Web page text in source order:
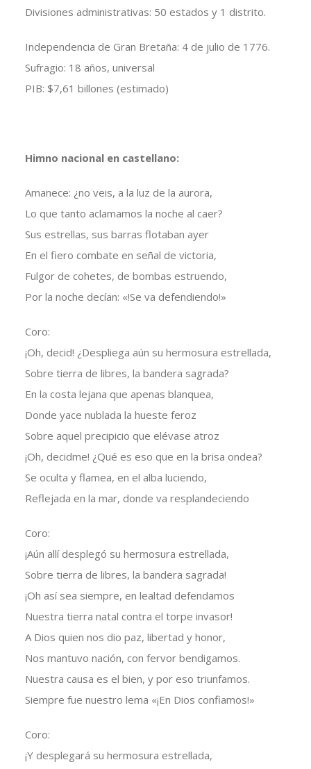
Divisiones administrativas: 50 estados y 1 distrito.
Independencia de Gran Bretaña: 4 de julio de 1776.
Sufragio: 18 años, universal
PIB: $7,61 billones (estimado)
Himno nacional en castellano:
Amanece: ¿no veis, a la luz de la aurora,
Lo que tanto aclamamos la noche al caer?
Sus estrellas, sus barras flotaban ayer
En el fiero combate en señal de victoria,
Fulgor de cohetes, de bombas estruendo,
Por la noche decían: «!Se va defendiendo!»
Coro:
¡Oh, decid! ¿Despliega aún su hermosura estrellada,
Sobre tierra de libres, la bandera sagrada?
En la costa lejana que apenas blanquea,
Donde yace nublada la hueste feroz
Sobre aquel precipicio que elévase atroz
¡Oh, decidme! ¿Qué es eso que en la brisa ondea?
Se oculta y flamea, en el alba luciendo,
Reflejada en la mar, donde va resplandeciendo
Coro:
¡Aún allí desplegó su hermosura estrellada,
Sobre tierra de libres, la bandera sagrada!
¡Oh así sea siempre, en lealtad defendamos
Nuestra tierra natal contra el torpe invasor!
A Dios quien nos dio paz, libertad y honor,
Nos mantuvo nación, con fervor bendigamos.
Nuestra causa es el bien, y por eso triunfamos.
Siempre fue nuestro lema «¡En Dios confiamos!»
Coro:
¡Y desplegará su hermosura estrellada,